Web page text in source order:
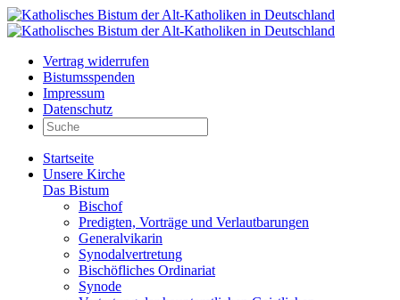
Vertrag widerrufen
Bistumsspenden
Impressum
Datenschutz
Startseite
Unsere Kirche
Das Bistum
Bischof
Predigten, Vorträge und Verlautbarungen
Generalvikarin
Synodalvertretung
Bischöfliches Ordinariat
Synode